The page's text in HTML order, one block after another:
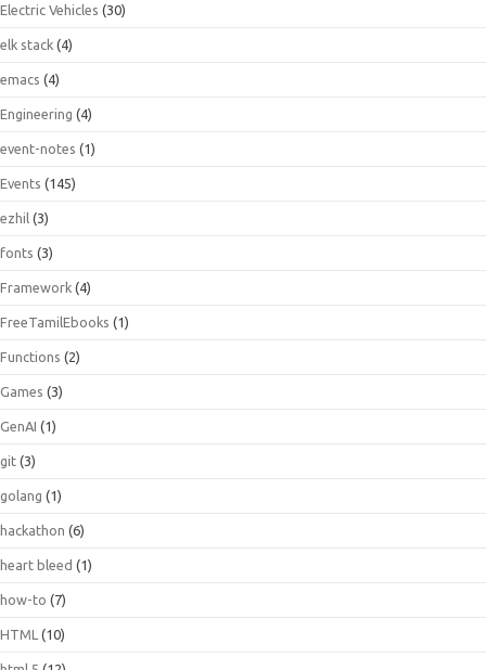
Electric Vehicles (30)
elk stack (4)
emacs (4)
Engineering (4)
event-notes (1)
Events (145)
ezhil (3)
fonts (3)
Framework (4)
FreeTamilEbooks (1)
Functions (2)
Games (3)
GenAI (1)
git (3)
golang (1)
hackathon (6)
heart bleed (1)
how-to (7)
HTML (10)